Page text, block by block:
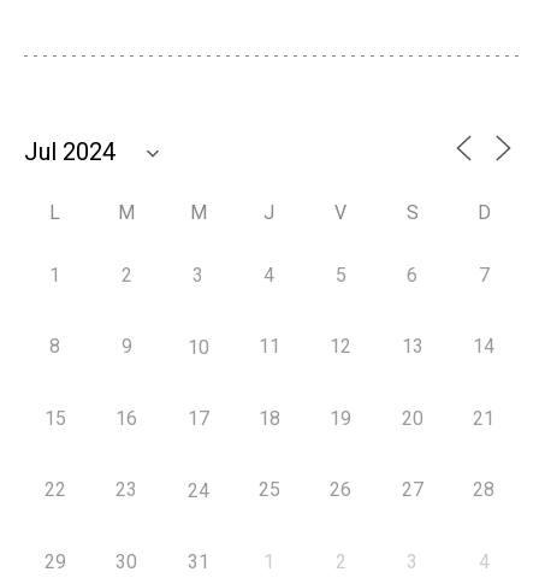
L M M J V S D
1 2 3 4 5 6 7
8 9 10 11 12 13 14
15 16 17 18 19 20 21
22 23 24 25 26 27 28
29 30 31 1 2 3 4